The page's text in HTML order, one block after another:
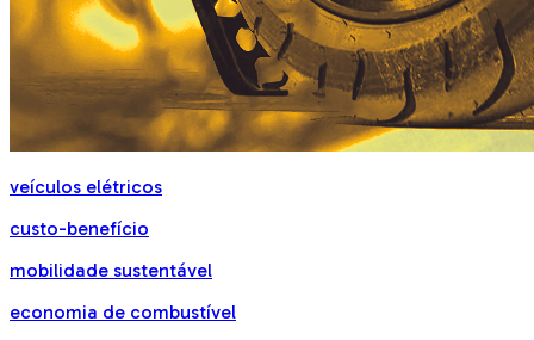
veículos elétricos
custo-benefício
mobilidade sustentável
economia de combustível